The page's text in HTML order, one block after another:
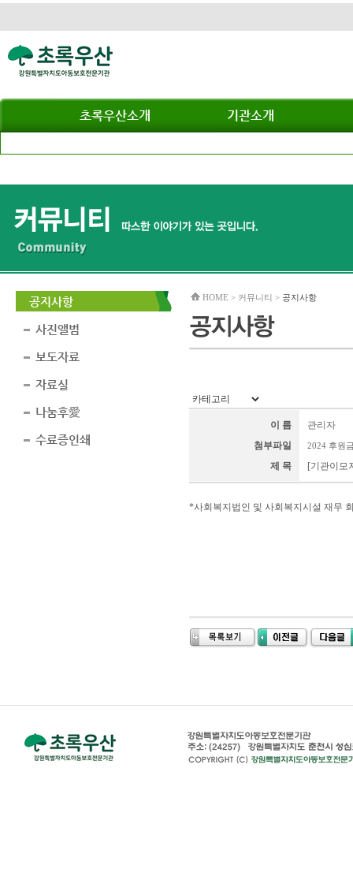
초록우산소개 기관소개
공지사항
사진앨범
보도자료
자료실
나눔후愛
수료증인쇄
HOME > 커뮤니티 > 공지사항
이 름
관리자
첨부파일
2024 후원
제 목 [기관이모
*사회복지법인 및 사회복지시설 재무